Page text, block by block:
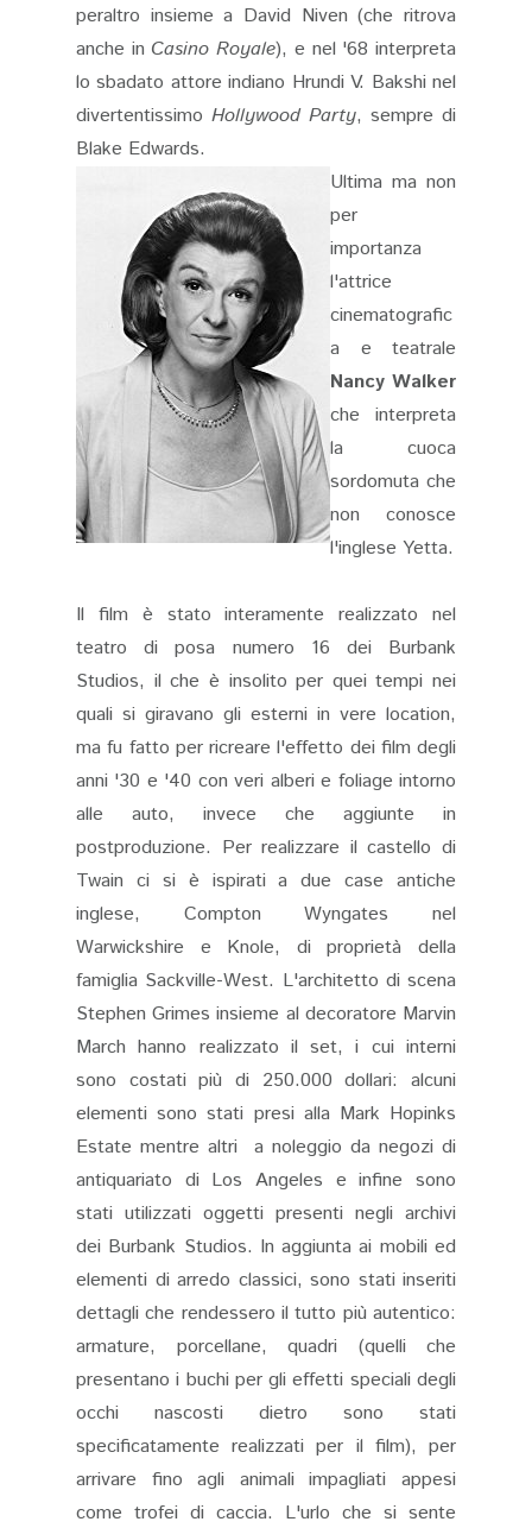
peraltro insieme a David Niven (che ritrova
anche in Casino Royale), e nel '68 interpreta
lo sbadato attore indiano Hrundi V. Bakshi nel
divertentissimo Hollywood Party, sempre di
Blake Edwards.
Ultima ma non
per
importanza
l'attrice
cinematografic
a e teatrale
Nancy Walker
che interpreta
la cuoca
sordomuta che
non conosce
l'inglese Yetta.
Il film è stato interamente realizzato nel
teatro di posa numero 16 dei Burbank
Studios, il che è insolito per quei tempi nei
quali si giravano gli esterni in vere location,
ma fu fatto per ricreare l'effetto dei film degli
anni '30 e '40 con veri alberi e foliage intorno
alle auto, invece che aggiunte in
postproduzione. Per realizzare il castello di
Twain ci si è ispirati a due case antiche
inglese, Compton Wyngates nel
Warwickshire e Knole, di proprietà della
famiglia Sackville-West. L'architetto di scena
Stephen Grimes insieme al decoratore Marvin
March hanno realizzato il set, i cui interni
sono costati più di 250.000 dollari: alcuni
elementi sono stati presi alla Mark Hopinks
Estate mentre altri a noleggio da negozi di
antiquariato di Los Angeles e infine sono
stati utilizzati oggetti presenti negli archivi
dei Burbank Studios. In aggiunta ai mobili ed
elementi di arredo classici, sono stati inseriti
dettagli che rendessero il tutto più autentico:
armature, porcellane, quadri (quelli che
presentano i buchi per gli effetti speciali degli
occhi nascosti dietro sono stati
specificatamente realizzati per il film), per
arrivare fino agli animali impagliati appesi
come trofei di caccia. L'urlo che si sente